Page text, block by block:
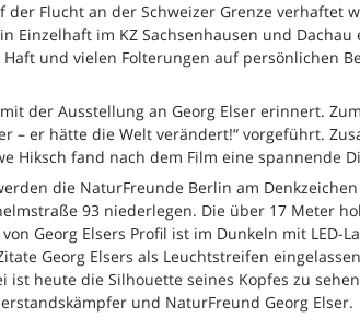
Flucht an der Schweizer Grenze verhaftet
Einzelhaft im KZ Sachsenhausen und Dachau
und vielen Folterungen auf persönlichen
der Ausstellung an Georg Elser erinnert.
– er hätte die Welt verändert!“ vorgeführt.
Hiksch fand nach dem Film eine spannende
die NaturFreunde Berlin am
93 niederlegen. Die über 17 Meter
Georg Elsers Profil ist im Dunkeln mit LED-
Georg Elsers als Leuchtstreifen
ist heute die Silhouette seines Kopfes zu
und NaturFreund Georg Elser.